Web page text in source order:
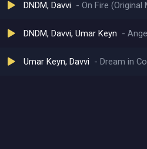
DNDM, Davvi On Fire (Original
DNDM, Davvi, Umar Keyn
Umar Keyn, Davvi Dream in